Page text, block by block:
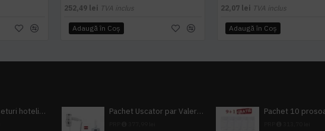
252,49 lei TVA inclus
Adaugă în Coş
22,07 lei TVA inclus
Adaugă în Coş
Pachet 100 seturi hoteliere, set dentar, set barbierit, casca de dus, pila unghii, set cusut Pachet Uscator par Valera Action Super Plus + GRATUIT Sampon si gel de dus Tork